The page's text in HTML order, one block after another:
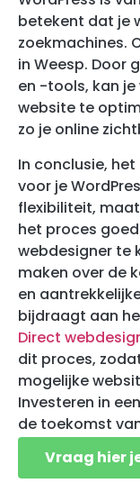
betekent dat je
zoekmachines.
in Weesp. Door
en -tools, kan
website te
zo je online
In conclusie, het
voor je
flexibiliteit,
het proces
webdesigner te
maken over de
en
bijdraagt aan
Direct
dit proces,
mogelijke
Investeren in
de toekomst
Vraag hier